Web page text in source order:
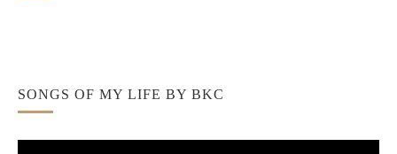
SONGS OF MY LIFE BY BKC